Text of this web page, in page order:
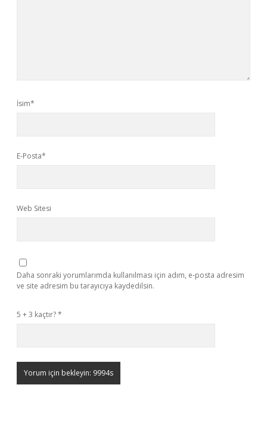
İsim*
E-Posta*
Web Sitesi
Daha sonraki yorumlarımda kullanılması için adım, e-posta adresim
ve site adresim bu tarayıcıya kaydedilsin.
5 + 3 kaçtır?*